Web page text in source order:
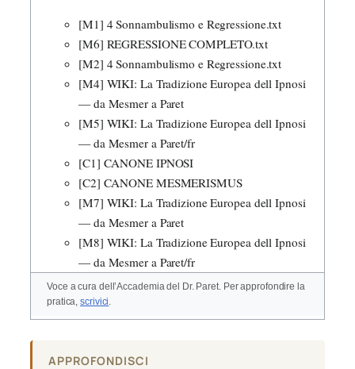
[M1] 4 Sonnambulismo e Regressione.txt
[M6] REGRESSIONE COMPLETO.txt
[M2] 4 Sonnambulismo e Regressione.txt
[M4] WIKI: La Tradizione Europea dell Ipnosi
— da Mesmer a Paret
[M5] WIKI: La Tradizione Europea dell Ipnosi
— da Mesmer a Paret/fr
[C1] CANONE IPNOSI
[C2] CANONE MESMERISMUS
[M7] WIKI: La Tradizione Europea dell Ipnosi
— da Mesmer a Paret
[M8] WIKI: La Tradizione Europea dell Ipnosi
— da Mesmer a Paret/fr
Voce a cura dell’Accademia del Dr. Paret. Per approfondire la
pratica,scrivici.
APPROFONDISCI